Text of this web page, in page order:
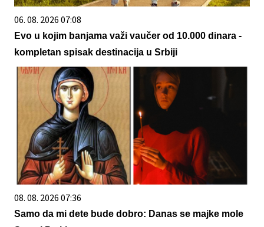
06. 08. 2026 07:08
Evo u kojim banjama važi vaučer od 10.000 dinara -
kompletan spisak destinacija u Srbiji
08. 08. 2026 07:36
Samo da mi dete bude dobro: Danas se majke mole